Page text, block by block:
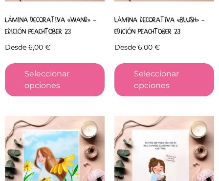
LÁMINA DECORATIVA «WAND» –
EDICIÓN PEACHTOBER 23
Desde 6,00 €
Seleccionar
opciones
LÁMINA DECORATIVA «BLUSH» –
EDICIÓN PEACHTOBER 23
Desde 6,00 €
Seleccionar
opciones